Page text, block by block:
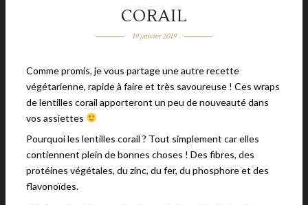
CORAIL
19 janvier 2019
Comme promis, je vous partage une autre recette
végétarienne, rapide à faire et très savoureuse ! Ces wraps
de lentilles corail apporteront un peu de nouveauté dans
vos assiettes
Pourquoi les lentilles corail ? Tout simplement car elles
contiennent plein de bonnes choses ! Des fibres, des
protéines végétales, du zinc, du fer, du phosphore et des
flavonoïdes.